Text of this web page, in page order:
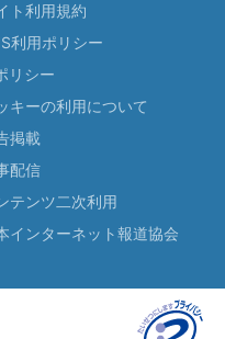
ト利用規約
利用ポリシー
リシー
キーの利用について
掲載
配信
テンツ二次利用
インターネット報道協会